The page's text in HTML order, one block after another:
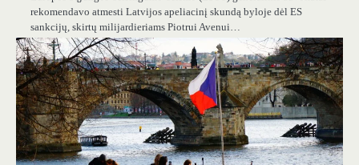
rekomendavo atmesti Latvijos apeliacinį skundą byloje dėl ES
sankcijų, skirtų milijardieriams Piotrui Avenui…